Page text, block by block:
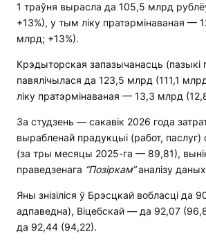
1 траўня вырасла да 105,5 млрд
+13%), у тым ліку пратэрмінаваная —
млрд; +13%).
Крэдыторская запазычанасць
павялічылася да 123,5 млрд (111,1
ліку пратэрмінаваная — 13,3 млрд
За студзень — сакавік 2026 года
вырабленай прадукцыі (работ, паслуг)
(за тры месяцы 2025-га — 89,81),
праведзенага “Позіркам”аналізу
Яны знізіліся ў Брэсцкай вобласці да
адпаведна), Віцебскай — да 92,07
да 92,44 (94,22).